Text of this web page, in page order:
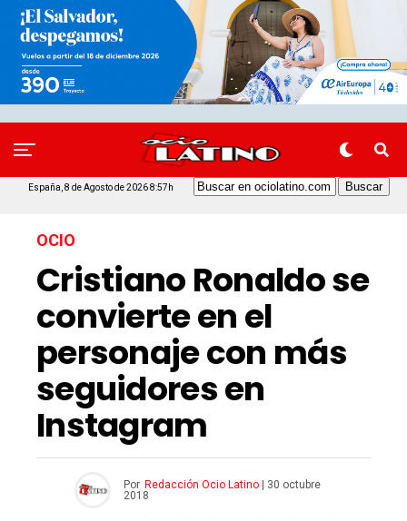
España, 8 de Agosto de 2026 8:57h
OCIO
Cristiano Ronaldo se
convierte en el
personaje con más
seguidores en
Instagram
Por Redacción Ocio Latino
30 octubre
2018